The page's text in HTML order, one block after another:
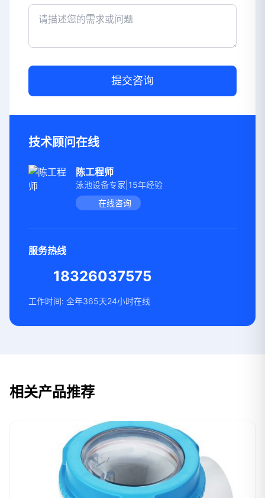
提交咨询
技术顾问在线
陈工程师
泳池设备专家|15年经验
在线咨询
服务热线
18326037575
工作时间: 全年365天24小时在线
相关产品推荐